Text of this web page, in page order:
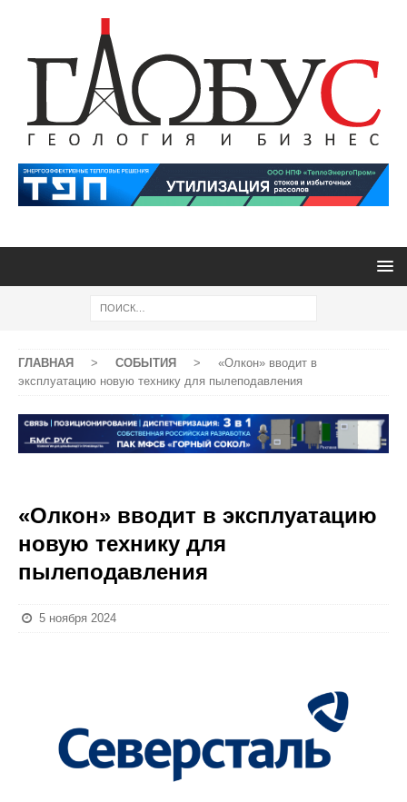
ГЛАВНАЯ > СОБЫТИЯ >
«Олкон» вводит в
эксплуатацию новую технику для пылеподавления
«Олкон» вводит в эксплуатацию
новую технику для
пылеподавления
5 ноября 2024